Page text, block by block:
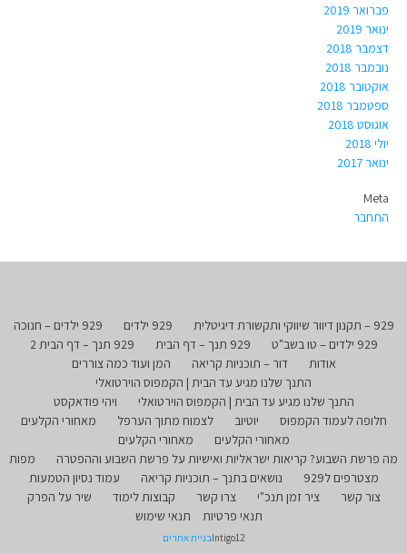
פברואר 2019
ינואר 2019
דצמבר 2018
נובמבר 2018
אוקטובר 2018
ספטמבר 2018
אוגוסט 2018
יולי 2018
ינואר 2017
Meta
התחבר
929 – תקנון דיוור שיווקי ותקשורת דיגיטלית 929 ילדים
929 ילדים – חנוכה
929 ילדים – טו בשב"ט
929 תנך – דף הבית
929 תנך – דף הבית 2
אודות
דור – תוכניות קריאה
המן ועוד כמה צוררים
התנך שלנו מגיע עד הבית | הקמפוס הוירטואלי
התנך שלנו מגיע עד הבית | הקמפוס הוירטואלי
ויהי פודאקסט
חלופה לעמוד הקמפוס
יוטיוב לצמוח מתוך הערפל
מאחורי הקלעים
מאחורי הקלעים
מאחורי הקלעים
מה פרשת השבוע? קריאות ישראליות ואישיות על פרשת השבוע וההפטרה
מפות
מצטרפים ל929
נושאים בתנך – תוכניות קריאה
עמוד נסיון הטמעות
צור קשר
ציר זמן תנכ"י צרו קשר קבוצות לימוד
שיר על הפרק
תנאי פרטיות
תנאי שימוש
Intigo12בניית אתרים